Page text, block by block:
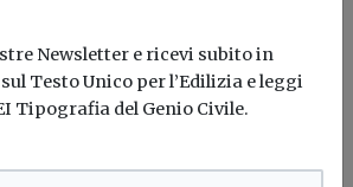
una soluzione per
futuro. Ma oggi è ancora
Newsletter e ricevi subito in
Testo Unico per l’Edilizia e leggi
Tipografia del Genio Civile.